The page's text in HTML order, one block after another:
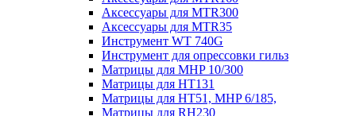
Аксессуары для MTR300
Аксессуары для MTR35
Инструмент WT 740G
Инструмент для опрессовки гильз
Матрицы для MHP 10/300
Матрицы для НТ131
Матрицы для НТ51, MHP 6/185,
Матрицы для RH230